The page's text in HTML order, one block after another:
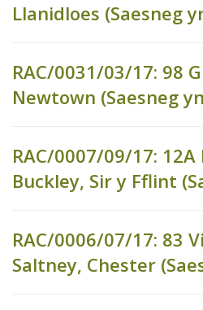
Llanidloes (Saesneg
RAC/0031/03/17: 98
Newtown (Saesneg
RAC/0007/09/17:
Buckley, Sir y Fflint
RAC/0006/07/17: 83
Saltney, Chester